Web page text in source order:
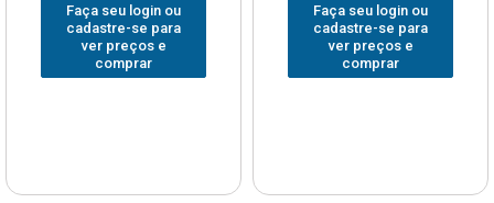
Faça seu login ou
cadastre-se para
ver preços e
comprar
Faça seu login ou
cadastre-se para
ver preços e
comprar